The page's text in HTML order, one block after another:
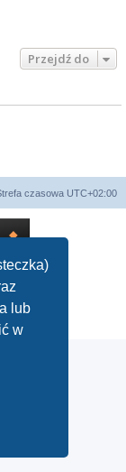
lub
w
Przejdź do
czasowa UTC+02:00
Limited